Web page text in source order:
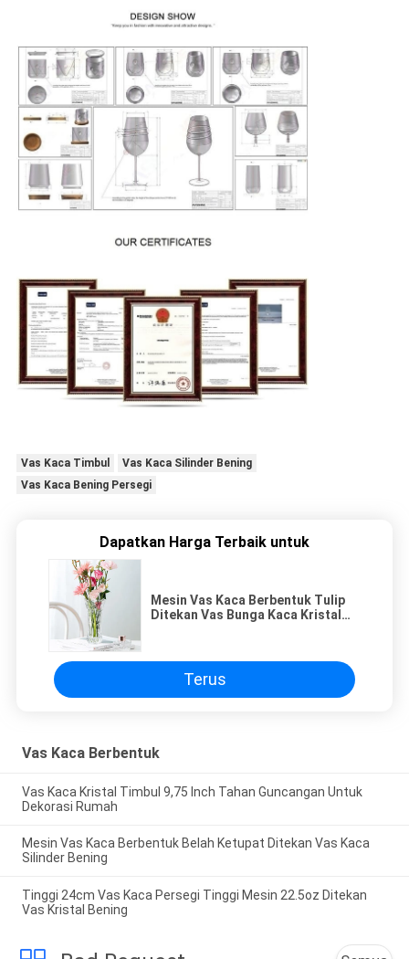
Vas Kaca Timbul
Vas Kaca Silinder Bening
Vas Kaca Bening Persegi
Dapatkan Harga Terbaik untuk
Mesin Vas Kaca Berbentuk Tulip
Ditekan Vas Bunga Kaca Kristal
Terus
Vas Kaca Berbentuk
Vas Kaca Kristal Timbul 9,75 Inch Tahan Guncangan Untuk
Dekorasi Rumah
Mesin Vas Kaca Berbentuk Belah Ketupat Ditekan Vas Kaca
Silinder Bening
Tinggi 24cm Vas Kaca Persegi Tinggi Mesin 22.5oz Ditekan
Vas Kristal Bening